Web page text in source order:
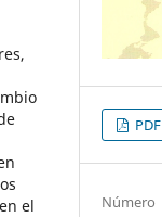
el
PDF
Número